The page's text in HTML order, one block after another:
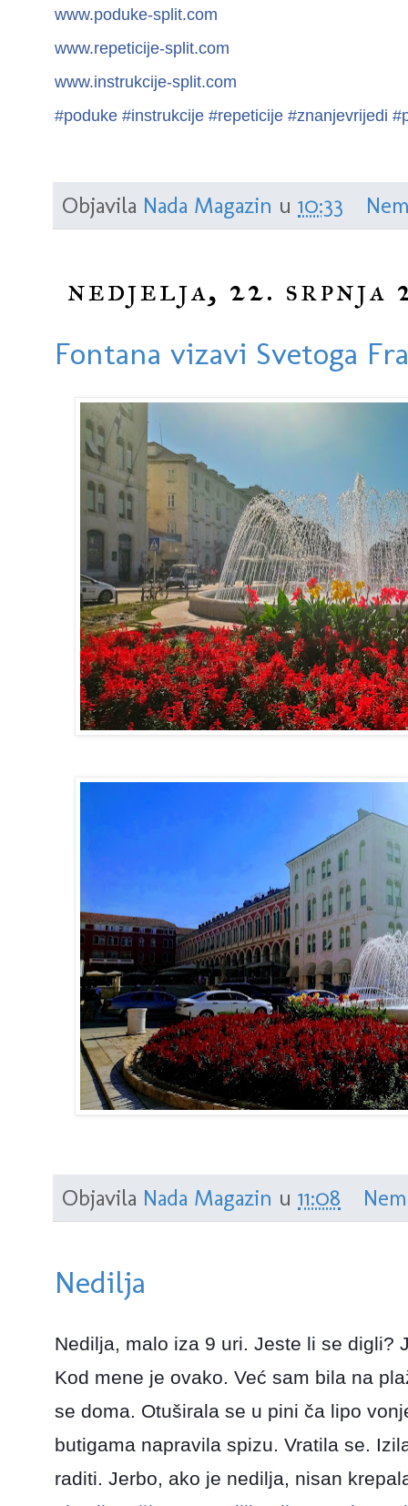
www.poduke-split.com
www.repeticije-split.com
www.instrukcije-split.com
#poduke #instrukcije #repeticije #znanjevrijedi #
Objavila Nada Magazin u 10:33
nedjelja, 22. srpnja
Fontana vizavi Svetoga
Objavila Nada Magazin u 11:08
Nedilja
Nedilja, malo iza 9 uri. Jeste li se digli?
Kod mene je ovako. Već sam bila na
se doma. Otuširala se u pini ča lipo
butigama napravila spizu. Vratila se.
raditi. Jerbo, ako je nedilja, nisan